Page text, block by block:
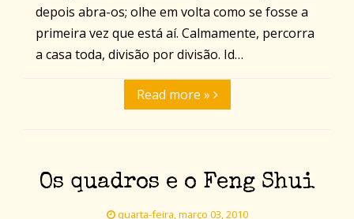
depois abra-os; olhe em volta como se fosse a
primeira vez que está aí. Calmamente, percorra
a casa toda, divisão por divisão. Id…
Read more »
Os quadros e o Feng Shui
quarta-feira, março 03, 2010